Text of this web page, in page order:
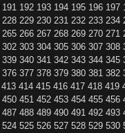
191 192 193 194 195 196 197
228 229 230 231 232 233 234
265 266 267 268 269 270 271
302 303 304 305 306 307 308
339 340 341 342 343 344 345
376 377 378 379 380 381 382
413 414 415 416 417 418 419
450 451 452 453 454 455 456
487 488 489 490 491 492 493
524 525 526 527 528 529 530